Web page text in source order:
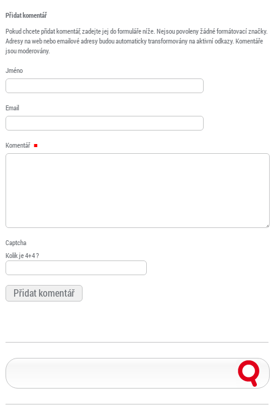
Přidat komentář
Pokud chcete přidat komentář, zadejte jej do formuláře níže. Nejsou povoleny žádné formátovací značky.
Adresy na web nebo emailové adresy budou automaticky transformovány na aktivní odkazy. Komentáře
jsou moderovány.
Jméno
Email
Komentář
Captcha
Kolik je 4+4 ?